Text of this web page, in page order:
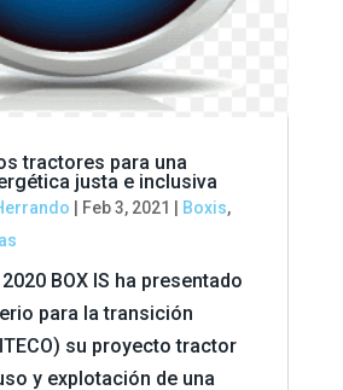
tractores para una
justa e inclusiva
Feb 3, 2021 Boxis,
BOX IS ha presentado
para la transición
su proyecto tractor
y explotación de una